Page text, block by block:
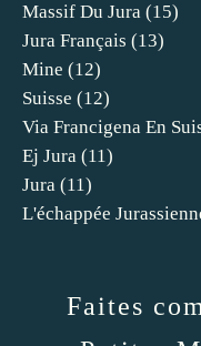
Massif Du Jura (15)
Jura Français (13)
Mine (12)
Suisse (12)
Via Francigena En
Ej Jura (11)
Jura (11)
L'échappée
Faites